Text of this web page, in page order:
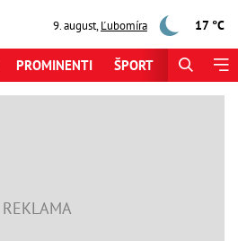
9. august,Ľubomíra 17 °C
PROMINENTI ŠPORT